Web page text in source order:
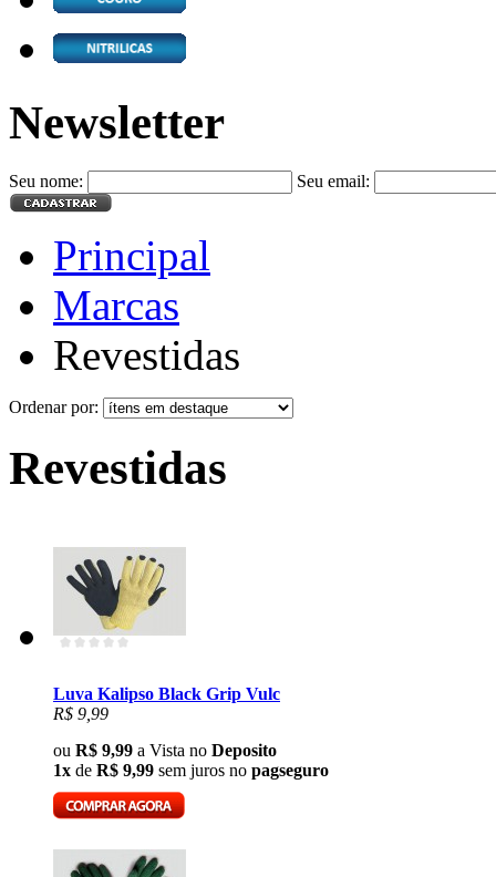
Newsletter
Seu nome: Seu email:
Principal
Marcas
Revestidas
Ordenar por:
Revestidas
Luva Kalipso Black Grip Vulc
R$ 9,99
ou R$ 9,99 a Vista no Deposito
1x de R$ 9,99 sem juros no pagseguro